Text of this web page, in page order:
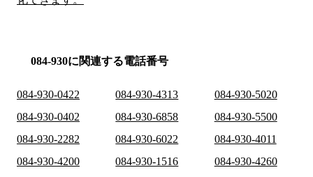
084-930に関連する電話番号
084-930-0422 084-930-4313
084-930-5020
084-930-0402
084-930-6858
084-930-5500
084-930-2282
084-930-6022
084-930-4011
084-930-4200
084-930-1516
084-930-4260